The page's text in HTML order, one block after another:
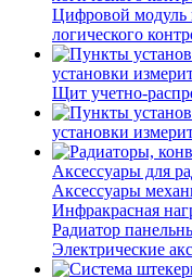
Цифровой модуль
логического
установки
Щит учетно-
установки
Аксессуары для
Аксессуары
Инфракрасная
Радиатор
Электрические